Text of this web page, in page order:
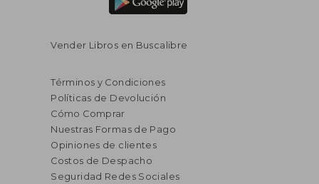
Vender Libros en Buscalibre
Términos y Condiciones
Políticas de Devolución
Cómo Comprar
Nuestras Formas de Pago
Opiniones de clientes
Costos de Despacho
Seguridad Redes Sociales